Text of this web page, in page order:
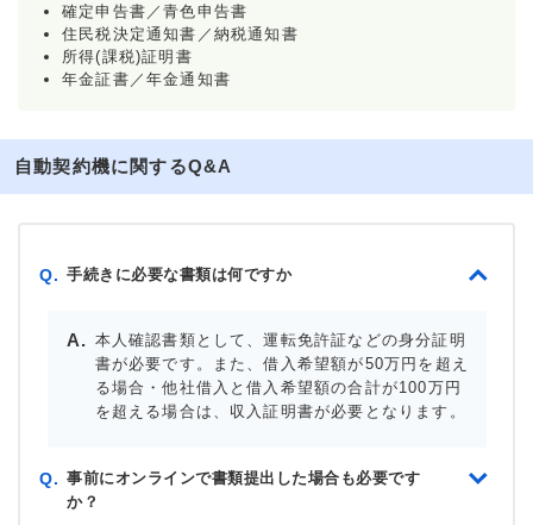
確定申告書／青色申告書
住民税決定通知書／納税通知書
所得(課税)証明書
年金証書／年金通知書
自動契約機に関するQ&A
Q. 手続きに必要な書類は何ですか
本人確認書類として、運転免許証などの身分証明
書が必要です。また、借入希望額が50万円を超え
る場合・他社借入と借入希望額の合計が100万円
を超える場合は、収入証明書が必要となります。
Q. 事前にオンラインで書類提出した場合も必要です
か？